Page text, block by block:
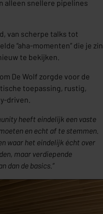
alleen snellere pipelines
van scherpe talks tot
“aha-momenten” die je zin
te bekijken.
De Wolf zorgde voor de
toepassing, rustig,
driven.
heeft eindelijk een vaste
en echt af te stemmen.
waar het eindelijk écht over
maar verdiepende
dan de basics.”